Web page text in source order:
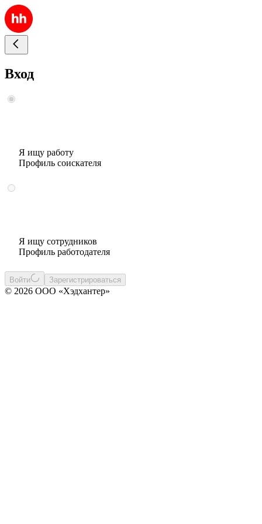
Вход
Я ищу работу
Профиль соискателя
Я ищу сотрудников
Профиль работодателя
Войти Зарегистрироваться
© 2026 ООО «Хэдхантер»